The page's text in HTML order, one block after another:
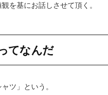
を基にお話しさせて頂く。
てなんだ
ツ」という。